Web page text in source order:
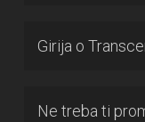
Girija o
Ne treba ti